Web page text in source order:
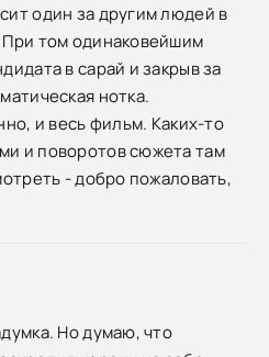
один за другим людей в
том одинаковейшим
в сарай и закрыв за
нотка.
и весь фильм. Каких-то
и поворотов сюжета там
- добро пожаловать,
Но думаю, что